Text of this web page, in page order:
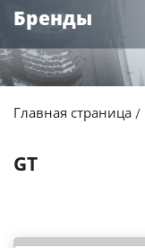
Бренды
Главная страница
GT